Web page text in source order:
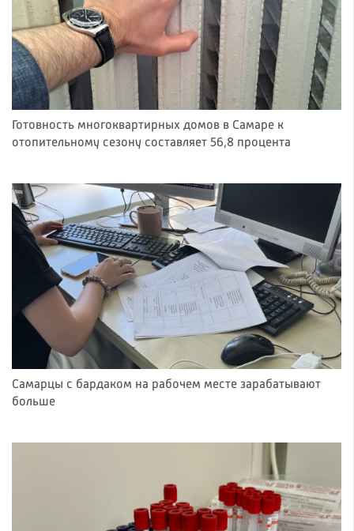
Готовность многоквартирных домов в Самаре к
отопительному сезону составляет 56,8 процента
Самарцы с бардаком на рабочем месте зарабатывают
больше